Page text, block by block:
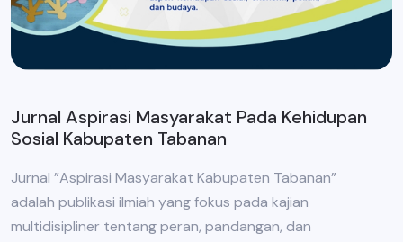
Jurnal Aspirasi Masyarakat Pada Kehidupan
Sosial Kabupaten Tabanan
Jurnal ”Aspirasi Masyarakat Kabupaten Tabanan”
adalah publikasi ilmiah yang fokus pada kajian
multidisipliner tentang peran, pandangan, dan